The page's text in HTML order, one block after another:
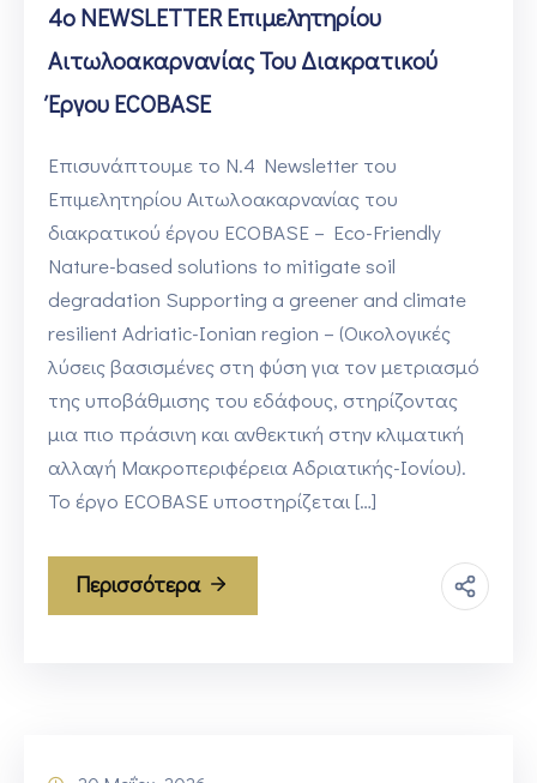
4ο NEWSLETTER Επιμελητηρίου
Αιτωλοακαρνανίας Του Διακρατικού
Έργου ECOBASE
Επισυνάπτουμε το N.4 Newsletter του
Επιμελητηρίου Αιτωλοακαρνανίας του
διακρατικού έργου ECOBASE – Eco-Friendly
Nature-based solutions to mitigate soil
degradation Supporting a greener and climate
resilient Adriatic-Ionian region – (Οικολογικές
λύσεις βασισμένες στη φύση για τον μετριασμό
της υποβάθμισης του εδάφους, στηρίζοντας
μια πιο πράσινη και ανθεκτική στην κλιματική
αλλαγή Μακροπεριφέρεια Αδριατικής-Ιονίου).
Το έργο ECOBASE υποστηρίζεται […]
Περισσότερα